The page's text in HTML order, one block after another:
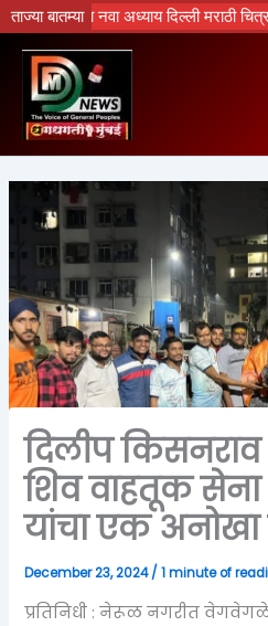
ताज्या बातम्यानवा अध्याय दिल्ली मराठी चित्रपट
Skip
to
content
दिलीप
शिव वाहतूक
यांचा एक अनोखा
December 23, 2024/1 minute of
प्रतिनिधी : नेरूळ नगरीत